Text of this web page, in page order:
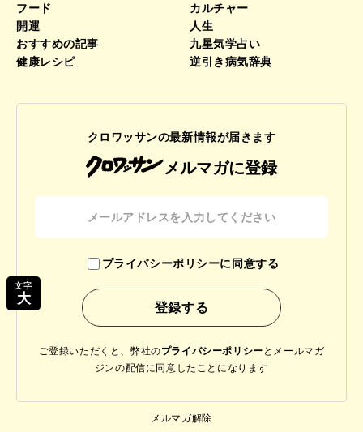
文字
大
フード
カルチャー
開運
人生
おすすめの記事
九星気学占い
健康レシピ
逆引き病気辞典
クロワッサンの最新情報が届きます
メルマガに登録
プライバシーポリシーに同意する
ご登録いただくと、弊社のプライバシーポリシー と メールマガ
ジンの配信に同意したことになります
メルマガ解除